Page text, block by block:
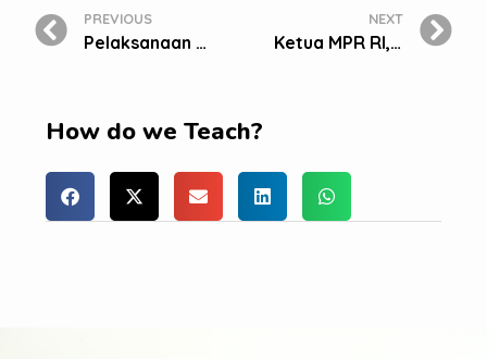
PREVIOUS
Pelaksanaan Kurikulum Internasional
NEXT
Ketua MPR RI, Bambang Soesatyo, Hadiri HUT IP-KI ke 70 di Sekolah BM 400
How do we Teach?